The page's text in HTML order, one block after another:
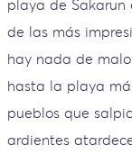
playa de
de las más
hay nada de
hasta la playa
pueblos que
ardientes